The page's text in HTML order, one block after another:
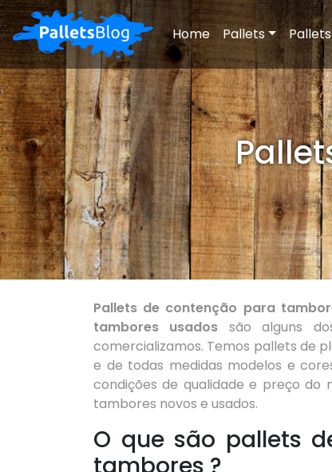
Home Pallets
Pallets de contenção para
tambores usados são alguns
comercializamos. Temos pallets de
e de todas medidas modelos e
condições de qualidade e preço
tambores novos e usados.
O que são pallets